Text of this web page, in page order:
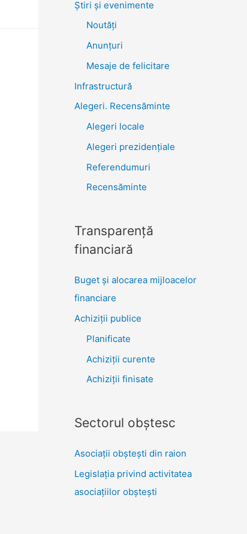
Știri şi evenimente
Noutăţi
Anunţuri
Mesaje de felicitare
Infrastructură
Alegeri. Recensăminte
Alegeri locale
Alegeri prezidențiale
Referendumuri
Recensăminte
Transparenţă
financiară
Buget și alocarea mijloacelor
financiare
Achiziţii publice
Planificate
Achiziții curente
Achiziții finisate
Sectorul obştesc
Asociaţii obşteşti din raion
Legislaţia privind activitatea
asociaţiilor obşteşti